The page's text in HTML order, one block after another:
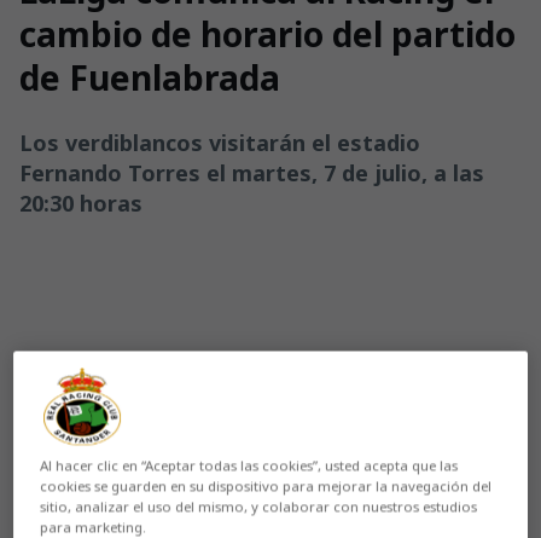
cambio de horario del partido
de Fuenlabrada
Los verdiblancos visitarán el estadio
Fernando Torres el martes, 7 de julio, a las
20:30 horas
Al hacer clic en “Aceptar todas las cookies”, usted acepta que las
cookies se guarden en su dispositivo para mejorar la navegación del
sitio, analizar el uso del mismo, y colaborar con nuestros estudios
para marketing.